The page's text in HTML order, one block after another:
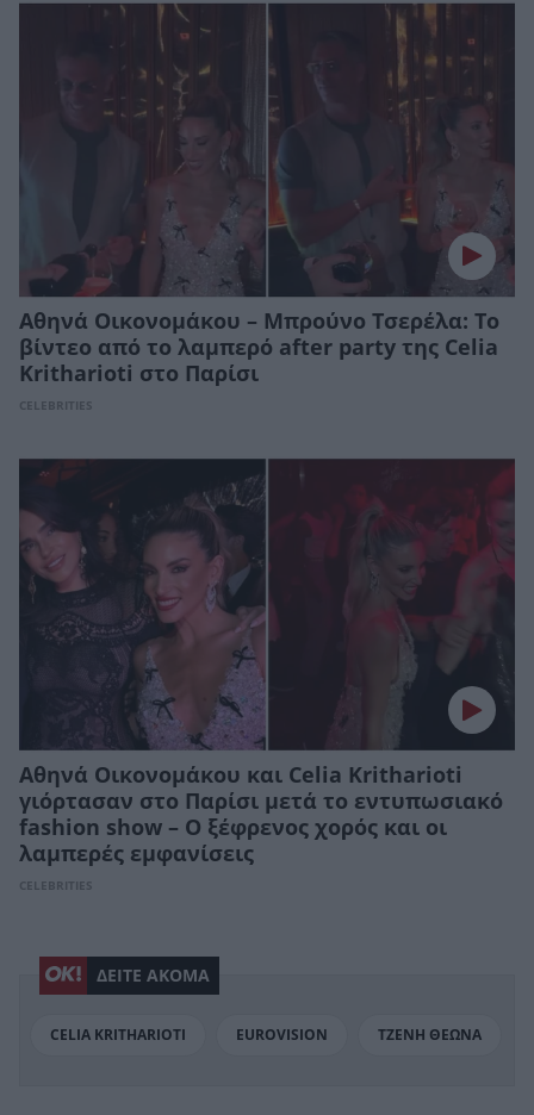
Αθηνά Οικονομάκου – Μπρούνο Τσερέλα: Το
βίντεο από το λαμπερό after party της Celia
Kritharioti στο Παρίσι
CELEBRITIES
Αθηνά Οικονομάκου και Celia Kritharioti
γιόρτασαν στο Παρίσι μετά το εντυπωσιακό
fashion show – Ο ξέφρενος χορός και οι
λαμπερές εμφανίσεις
CELEBRITIES
ΔΕΙΤΕ ΑΚΟΜΑ
CELIA KRITHARIOTI EUROVISION ΤΖΕΝΗ ΘΕΩΝΑ